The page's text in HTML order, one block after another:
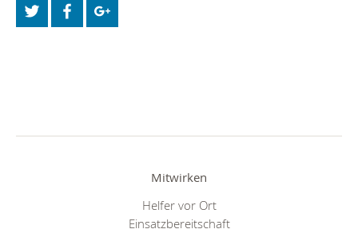
Mitwirken
Helfer vor Ort
Einsatzbereitschaft